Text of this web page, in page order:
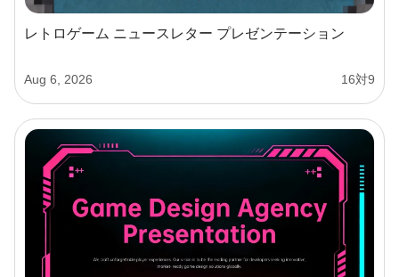
レトロゲーム ニュースレター プレゼンテーション
Aug 6, 2026 16対9